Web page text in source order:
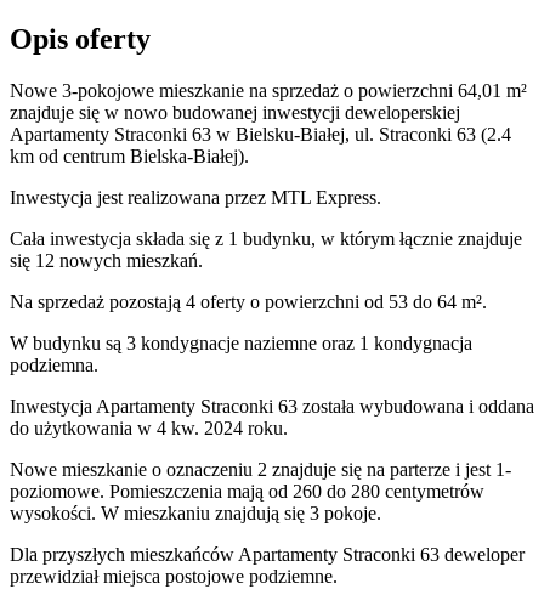
Opis oferty
Nowe 3-pokojowe mieszkanie na sprzedaż o powierzchni 64,01 m²
znajduje się w nowo budowanej inwestycji deweloperskiej
Apartamenty Straconki 63 w Bielsku-Białej, ul. Straconki 63 (2.4
km od centrum Bielska-Białej).
Inwestycja jest realizowana przez MTL Express.
Cała inwestycja składa się z 1 budynku, w którym łącznie znajduje
się 12 nowych mieszkań.
Na sprzedaż pozostają 4 oferty o powierzchni od 53 do 64 m².
W budynku są 3 kondygnacje naziemne oraz 1 kondygnacja
podziemna.
Inwestycja Apartamenty Straconki 63 została wybudowana i oddana
do użytkowania w 4 kw. 2024 roku.
Nowe mieszkanie o oznaczeniu 2 znajduje się na parterze i jest 1-
poziomowe. Pomieszczenia mają od 260 do 280 centymetrów
wysokości. W mieszkaniu znajdują się 3 pokoje.
Dla przyszłych mieszkańców Apartamenty Straconki 63 deweloper
przewidziałmiejsca postojowe podziemne.